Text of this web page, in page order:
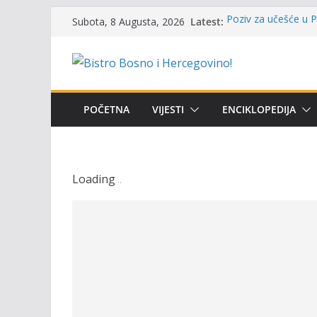
Skip
content
Subota, 8 Augusta, 2026 Latest: Poziv za učešće u
osobe sa
osvojili prelazni
Masovni pomor
POČETNA VIJESTI ENCIKLOPEDIJA
Loading...